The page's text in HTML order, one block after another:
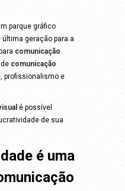
parque gráfico
geração para a
comunicação
comunicação
profissionalismo e
é possível
de sua
é uma